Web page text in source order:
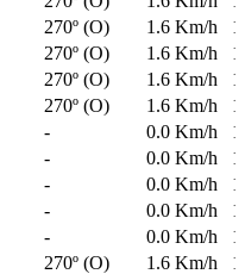
270º (O) 1.6 Km/h
270º (O) 1.6 Km/h
270º (O) 1.6 Km/h
270º (O) 1.6 Km/h
- 0.0 Km/h
- 0.0 Km/h
- 0.0 Km/h
- 0.0 Km/h
- 0.0 Km/h
270º (O) 1.6 Km/h